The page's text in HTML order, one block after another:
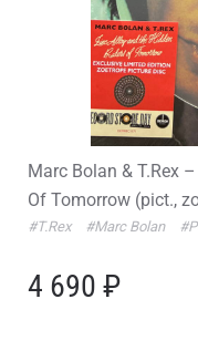
Marc Bolan & T.Rex
Of Tomorrow (pict.,
#T.Rex #Marc Bolan
4 690 ₽